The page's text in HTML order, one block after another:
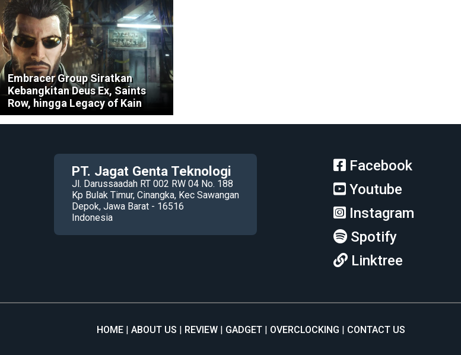
Embracer Group Siratkan
Kebangkitan Deus Ex, Saints
Row, hingga Legacy of Kain
PT. Jagat Genta Teknologi
Jl. Darussaadah RT 002 RW 04 No. 188
Kp Bulak Timur, Cinangka, Kec Sawangan
Depok, Jawa Barat - 16516
Indonesia
Facebook
Youtube
Instagram
Spotify
Linktree
HOME ABOUT US REVIEW GADGET OVERCLOCKING CONTACT US